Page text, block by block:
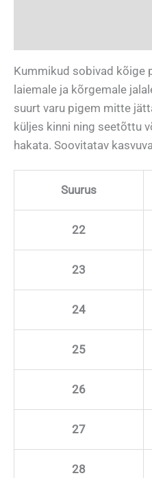
Kummikud sobivad kõige
laiemale ja kõrgemale
suurt varu pigem mitte
küljes kinni ning seetõttu
hakata. Soovitatav
Suurus
22
23
24
25
26
27
28